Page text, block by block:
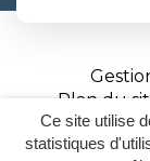
Ce site utilise
statistiques
Plan du